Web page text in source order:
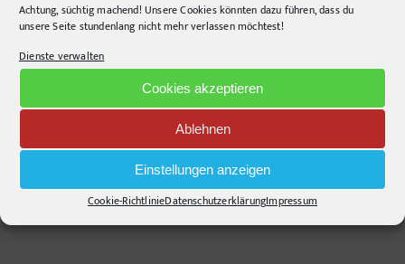
Achtung, süchtig machend! Unsere Cookies könnten dazu führen, dass du
unsere Seite stundenlang nicht mehr verlassen möchtest!
Dienste verwalten
Cookies akzeptieren
Ablehnen
Einstellungen anzeigen
Cookie-RichtlinieDatenschutzerklärungImpressum
Krefelder Straße 11A
Telephone:+49306860203
info@pr-ide.de
Monday - Friday, 9am - 6pm
Mail senden!